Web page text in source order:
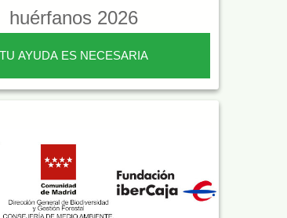
huérfanos 2026
TU AYUDA ES NECESARIA